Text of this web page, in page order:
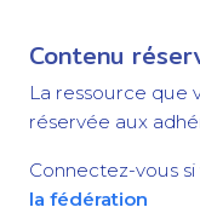
Contenu
La ressource que
réservée aux
Connectez-vous
la fédération